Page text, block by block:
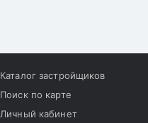
Каталог застройщиков
Поиск по карте
Личный кабинет